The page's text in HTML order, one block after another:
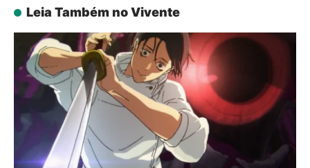
Leia Também no Vivente